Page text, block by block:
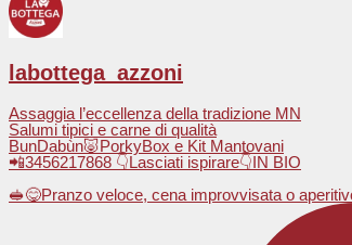
labottega_azzoni
Assaggia l’eccellenza della tradizione MN
Salumi tipici e carne di qualità
BunDabùn🐷PorkyBox e Kit Mantovani
📲3456217868 👇Lasciati ispirare👇IN BIO
🥪😋Pranzo veloce, cena improvvisata o